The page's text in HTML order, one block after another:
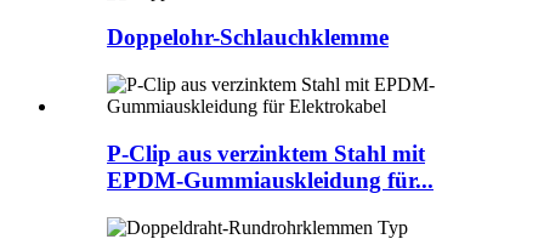
Doppelohr-Schlauchklemme
P-Clip aus verzinktem Stahl mit
EPDM-Gummiauskleidung für...